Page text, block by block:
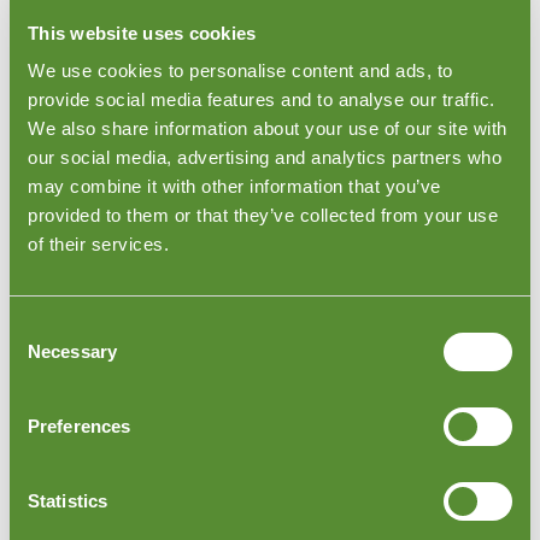
This website uses cookies
We use cookies to personalise content and ads, to
provide social media features and to analyse our traffic.
We also share information about your use of our site with
our social media, advertising and analytics partners who
may combine it with other information that you’ve
provided to them or that they’ve collected from your use
of their services.
Selection
Necessary
Preferences
Statistics
cidades importantes da Colômbia, como Bogotá,
que os produtos atendam às especificações exigidas
antes do envio. Uma Inspeção Pré-Embarque cobre
quantidade, dimensões, embalagem e rotulagem dos
produtos. Para mais detalhes, visite a página de
Inspeção de Produtos Acabados.